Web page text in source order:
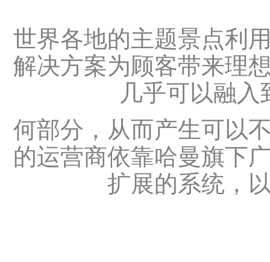
世界各地的主题景点利
解决方案为顾客带来理
几乎可以融
何部分，从而产生可以
的运营商依靠哈曼旗下
扩展的系统，